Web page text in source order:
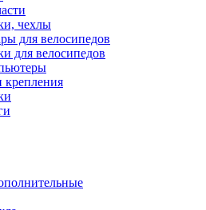
чехлы
для велосипедов
для велосипедов
крепления